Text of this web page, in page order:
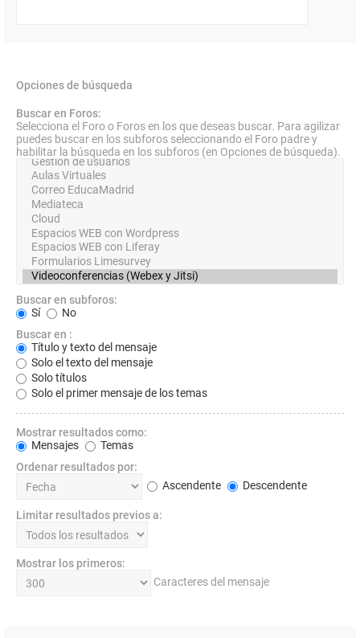
Opciones de búsqueda
Buscar en Foros:
Selecciona el Foro o Foros en los que deseas buscar. Para agilizar
puedes buscar en los subforos seleccionando el Foro padre y
habilitar la búsqueda en los subforos (en Opciones de búsqueda).
Buscar en subforos:
Sí
No
Buscar en :
Título y texto del mensaje
Solo el texto del mensaje
Solo títulos
Solo el primer mensaje de los temas
Mostrar resultados como:
Mensajes
Temas
Ordenar resultados por:
Ascendente
Descendente
Limitar resultados previos a:
Mostrar los primeros:
Caracteres del mensaje